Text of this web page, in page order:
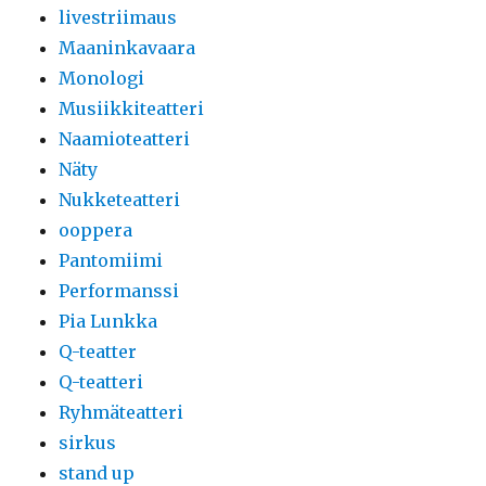
livestriimaus
Maaninkavaara
Monologi
Musiikkiteatteri
Naamioteatteri
Näty
Nukketeatteri
ooppera
Pantomiimi
Performanssi
Pia Lunkka
Q-teatter
Q-teatteri
Ryhmäteatteri
sirkus
stand up